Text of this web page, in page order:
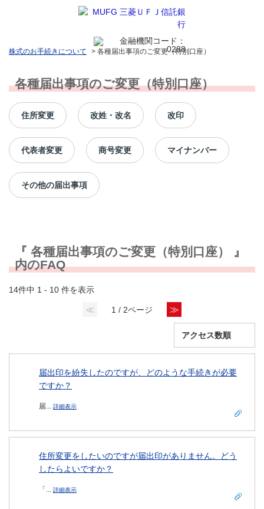
株式のお手続きについて > 各種届出事項のご変更（特別口座）
各種届出事項のご変更（特別口座）
住所変更 改姓・改名 改印
代表者変更 商号変更 マイナンバー
その他の届出事項
『 各種届出事項のご変更（特別口座） 』
内のFAQ
14件中 1 - 10 件を表示
≪ 1 / 2ページ ≫
届出印を紛失したのですが、どのような手続きが必要
ですか？
届... 詳細表示
住所変更をしたいのですが届出印がありません。どう
したらよいですか？
「... 詳細表示